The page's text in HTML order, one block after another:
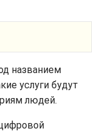
названием
услуги будут
людей.